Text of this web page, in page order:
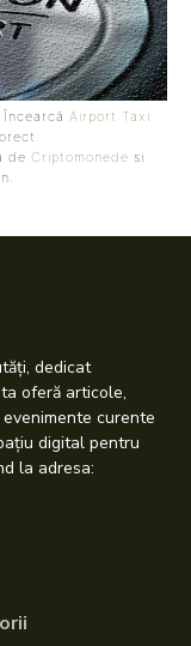
Airport Taxi
de Criptomonede si
dedicat
oferă articole,
curente
digital pentru
la adresa: